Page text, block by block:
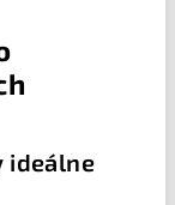
ideálne